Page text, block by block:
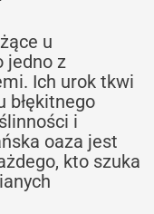
u
jedno z
Ich urok tkwi
błękitnego
i
oaza jest
kto szuka